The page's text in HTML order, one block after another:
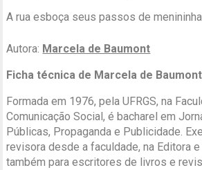
A rua esboça seus passos de
Autora: Marcela de Baumont
Ficha técnica de Marcela de
Formada em 1976, pela UFRGS, na
Comunicação Social, é bacharel em
Públicas, Propaganda e Publicidade.
revisora desde a faculdade, na Editora e
também para escritores de livros e